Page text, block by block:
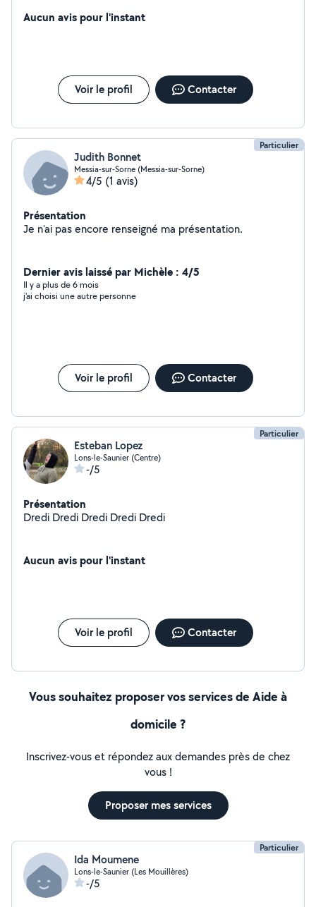
Aucun avis pour l'instant
Voir le profil Contacter
Particulier
Judith Bonnet
Messia-sur-Sorne (Messia-sur-Sorne)
4/5 (1 avis)
Présentation
Je n'ai pas encore renseigné ma présentation.
Dernier avis laissé par Michèle : 4/5
Il y a plus de 6 mois
j'ai choisi une autre personne
Voir le profil Contacter
Particulier
Esteban Lopez
Lons-le-Saunier (Centre)
-/5
Présentation
Dredi Dredi Dredi Dredi Dredi
Aucun avis pour l'instant
Voir le profil Contacter
Vous souhaitez proposer vos services de Aide à
domicile ?
Inscrivez-vous et répondez aux demandes près de chez
vous !
Proposer mes services
Particulier
Ida Moumene
Lons-le-Saunier (Les Mouillères)
-/5